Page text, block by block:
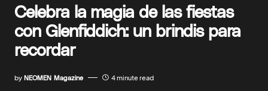
Celebra la magia de las fiestas
con Glenfiddich: un brindis para
recordar
by NEOMEN Magazine 4 minute read